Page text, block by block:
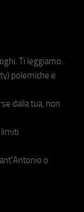
Ti leggiamo.
polemiche e
dalla tua, non
o